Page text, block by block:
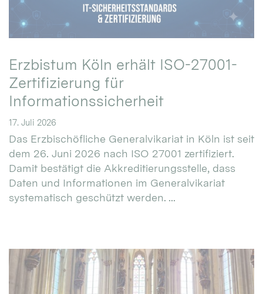
Erzbistum Köln erhält ISO-27001-
Zertifizierung für
Informationssicherheit
17. Juli 2026
Das Erzbischöfliche Generalvikariat in Köln ist seit
dem 26. Juni 2026 nach ISO 27001 zertifiziert.
Damit bestätigt die Akkreditierungsstelle, dass
Daten und Informationen im Generalvikariat
systematisch geschützt werden. ...